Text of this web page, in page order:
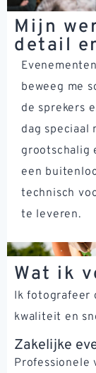
Mijn
detail
beweeg me
de sprekers
dag speciaal
grootschalig
een
technisch
te leveren.
Wat ik
Ik fotografeer
kwaliteit en
Zakelijke
Professionele